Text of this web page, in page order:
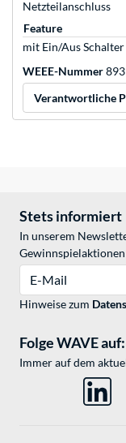
Netzteilanschluss
Feature
mit Ein/Aus
WEEE-Nummer
Verantwortliche
Stets informiert
In unserem
Gewinnspielaktionen
Hinweise zum
Folge WAVE auf:
Immer auf dem